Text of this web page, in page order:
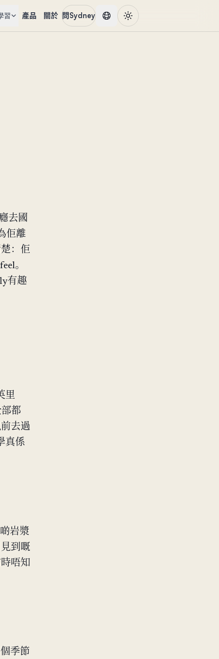
習 產品 關於 問Sydney
去國
佢離
：佢
。
有趣
里
都
去過
真係
岩漿
到嘅
唔知
季節